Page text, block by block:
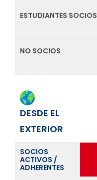
ESTUDIANTES SOCIOS
NO SOCIOS
DESDE EL
EXTERIOR
SOCIOS
ACTIVOS /
ADHERENTES